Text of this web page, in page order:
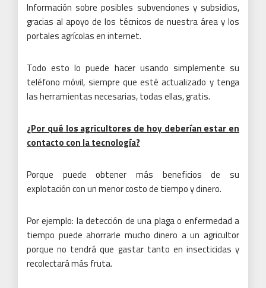
Información sobre posibles subvenciones y subsidios,
gracias al apoyo de los técnicos de nuestra área y los
portales agrícolas en internet.
Todo esto lo puede hacer usando simplemente su
teléfono móvil, siempre que esté actualizado y tenga
las herramientas necesarias, todas ellas, gratis.
¿Por qué los agricultores de hoy deberían estar en
contacto con la tecnología?
Porque puede obtener más beneficios de su
explotación con un menor costo de tiempo y dinero.
Por ejemplo: la detección de una plaga o enfermedad a
tiempo puede ahorrarle mucho dinero a un agricultor
porque no tendrá que gastar tanto en insecticidas y
recolectará más fruta.